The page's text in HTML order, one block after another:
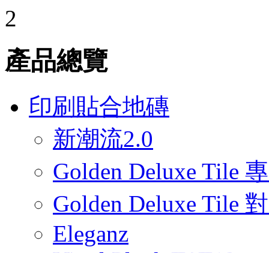
產品總覽
印刷貼合地磚
新潮流2.0
Golden Deluxe Tile
Golden Deluxe Tile
Eleganz